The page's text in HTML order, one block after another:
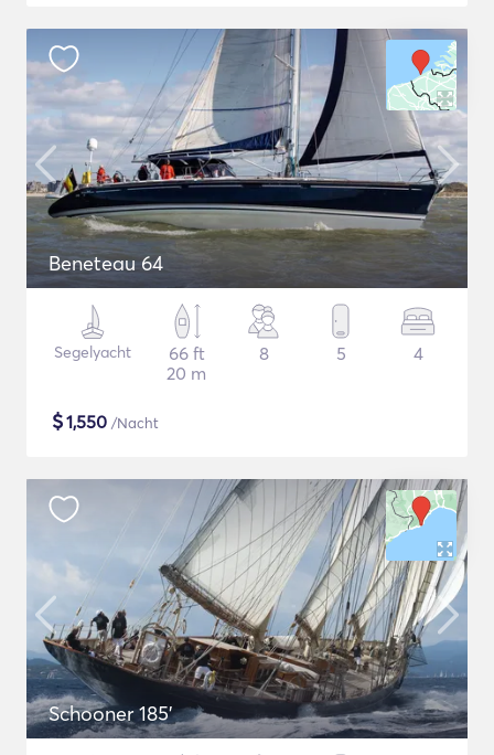
Beneteau 64
Segelyacht
66 ft
20 m
8 5 4
$1,550 /Nacht
Schooner 185'